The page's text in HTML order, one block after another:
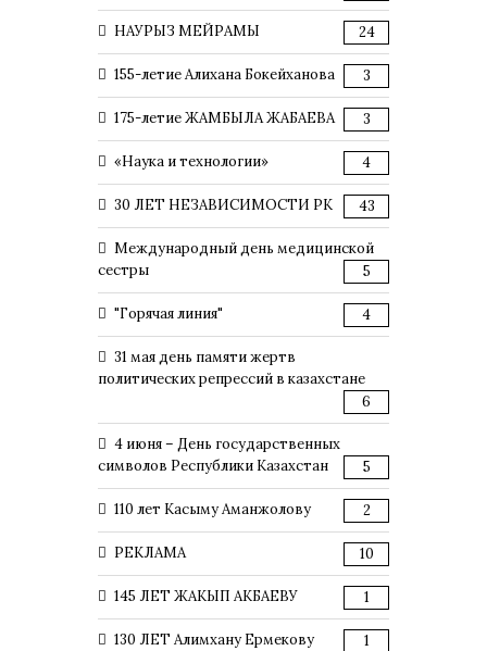
НАУРЫЗ МЕЙРАМЫ 24
155-летие Алихана Бокейханова 3
175-летие ЖАМБЫЛА ЖАБАЕВА 3
«Наука и технологии» 4
30 ЛЕТ НЕЗАВИСИМОСТИ РК 43
Международный день медицинской
сестры
5
"Горячая линия" 4
31 мая день памяти жертв
политических репрессий в казахстане
6
4 июня – День государственных
символов Республики Казахстан
5
110 лет Касыму Аманжолову 2
РЕКЛАМА 10
145 ЛЕТ ЖАКЫП АКБАЕВУ 1
130 ЛЕТ Алимхану Ермекову 1